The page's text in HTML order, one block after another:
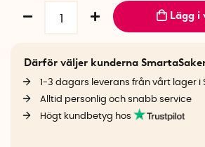
Lägg i
Därför väljer kunderna
1-3 dagars leverans från vårt lager i
Alltid personlig och snabb service
Högt kundbetyg hos